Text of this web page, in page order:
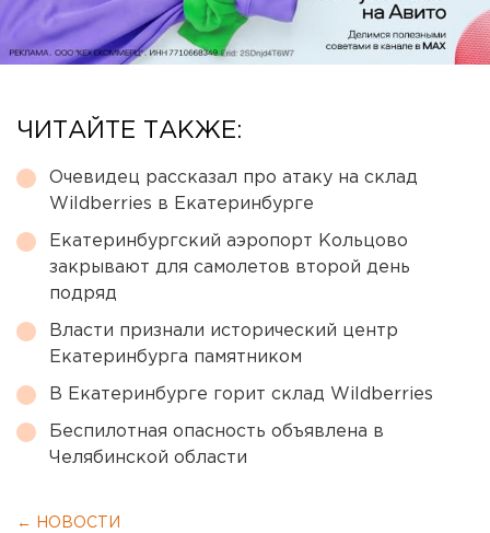
ЧИТАЙТЕ ТАКЖЕ:
Очевидец рассказал про атаку на склад
Wildberries в Екатеринбурге
Екатеринбургский аэропорт Кольцово
закрывают для самолетов второй день
подряд
Власти признали исторический центр
Екатеринбурга памятником
В Екатеринбурге горит склад Wildberries
Беспилотная опасность объявлена в
Челябинской области
← НОВОСТИ